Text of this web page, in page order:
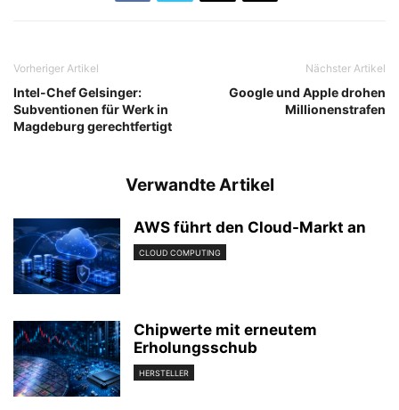
Vorheriger Artikel
Intel-Chef Gelsinger:
Subventionen für Werk in
Magdeburg gerechtfertigt
Nächster Artikel
Google und Apple drohen
Millionenstrafen
Verwandte Artikel
AWS führt den Cloud-Markt an
CLOUD COMPUTING
Chipwerte mit erneutem
Erholungsschub
HERSTELLER